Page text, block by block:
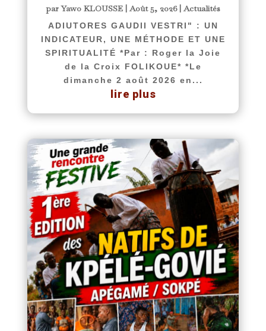
parYawo KLOUSSE|Août 5, 2026|Actualités
ADIUTORES GAUDII VESTRI" : UN
INDICATEUR, UNE MÉTHODE ET UNE
SPIRITUALITÉ *Par : Roger la Joie
de la Croix FOLIKOUE* *Le
dimanche 2 août 2026 en...
lire plus